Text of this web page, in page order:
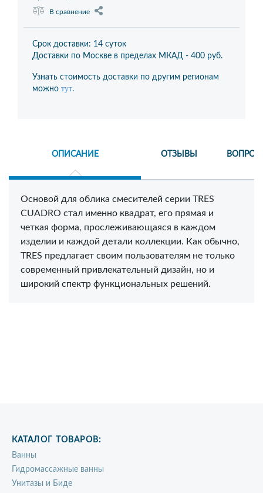
В сравнение
Срок доставки: 14 суток
Доставки по Москве в пределах МКАД - 400 руб.
Узнать стоимость доставки по другим регионам
можно тут.
ОПИСАНИЕ ОТЗЫВЫ
Основой для облика смесителей серии TRES
CUADRO стал именно квадрат, его прямая и
четкая форма, прослеживающаяся в каждом
изделии и каждой детали коллекции. Как обычно,
TRES предлагает своим пользователям не только
современный привлекательный дизайн, но и
широкий спектр функциональных решений.
КАТАЛОГ ТОВАРОВ:
Ванны
Гидромассажные ванны
Унитазы и Биде